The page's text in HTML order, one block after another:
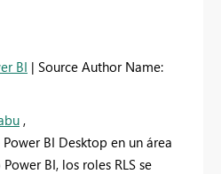
BI | Source Author Name:
,
BI Desktop en un área
BI, los roles RLS se